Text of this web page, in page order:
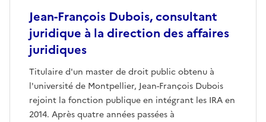
Jean-François Dubois, consultant
juridique à la direction des affaires
juridiques
Titulaire d'un master de droit public obtenu à
l'université de Montpellier, Jean-François Dubois
rejoint la fonction publique en intégrant les IRA en
2014. Après quatre années passées à